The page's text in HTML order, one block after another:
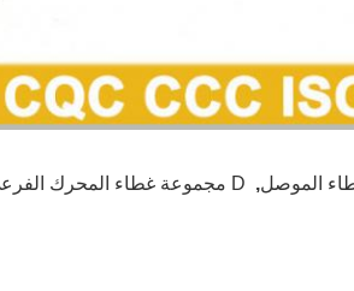
الموصل, D مجموعة غطاء المحرك الفرعي